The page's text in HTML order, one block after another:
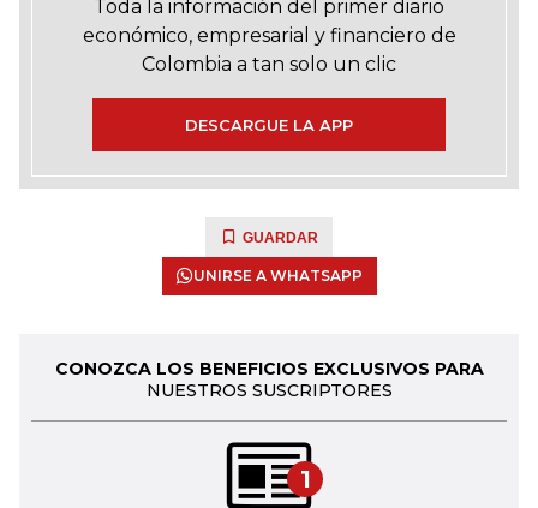
Toda la información del primer diario
económico, empresarial y financiero de
Colombia a tan solo un clic
DESCARGUE LA APP
GUARDAR
UNIRSE A WHATSAPP
CONOZCA LOS BENEFICIOS EXCLUSIVOS PARA
NUESTROS SUSCRIPTORES
1